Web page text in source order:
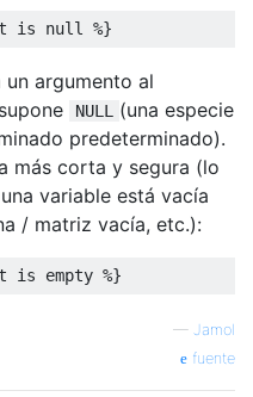
is null %}
argumento al
NULL
(una especie
predeterminado).
más corta y segura (lo
variable está vacía
/ matriz vacía, etc.):
is empty %}
— Jamol
fuente